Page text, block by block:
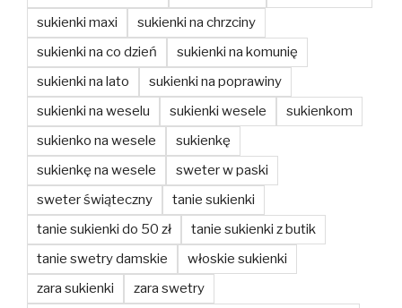
sukienki maxi
sukienki na chrzciny
sukienki na co dzień
sukienki na komunię
sukienki na lato
sukienki na poprawiny
sukienki na weselu
sukienki wesele
sukienkom
sukienko na wesele
sukienkę
sukienkę na wesele
sweter w paski
sweter świąteczny
tanie sukienki
tanie sukienki do 50 zł
tanie sukienki z butik
tanie swetry damskie
włoskie sukienki
zara sukienki
zara swetry